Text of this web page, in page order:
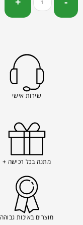
שירות אישי
מתנה בכל רכישה +
מוצרים באיכות גבוהה